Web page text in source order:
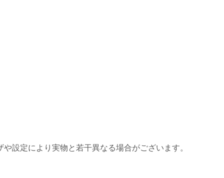
設定により実物と若干異なる場合がございます。